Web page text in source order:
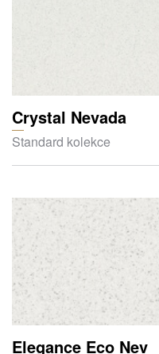
Crystal Nevada
Standard kolekce
Elegance Eco Nev